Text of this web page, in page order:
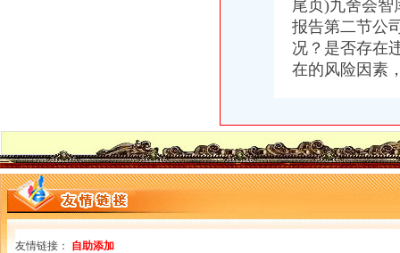
尾页) 九舍会
报告第二节公
况？是否存在
在的风险因素
友情链接： 自助添加